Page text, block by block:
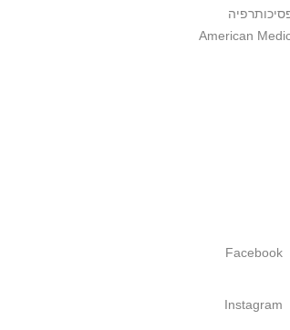
American
Facebook
Instagram